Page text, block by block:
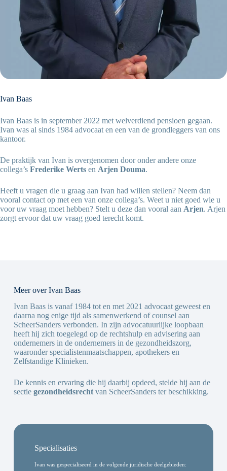
Ivan Baas
Ivan Baas is in september 2022 met welverdiend pensioen gegaan.
Ivan was al sinds 1984 advocaat en een van de grondleggers van ons
kantoor.
De praktijk van Ivan is overgenomen door onder andere onze
collega’s Frederike Werts en Arjen Douma.
Heeft u vragen die u graag aan Ivan had willen stellen? Neem dan
vooral contact op met een van onze collega’s. Weet u niet goed wie u
voor uw vraag moet hebben? Stelt u deze dan vooral aan Arjen. Arjen
zorgt ervoor dat uw vraag goed terecht komt.
Meer over Ivan Baas
Ivan Baas is vanaf 1984 tot en met 2021 advocaat geweest en
daarna nog enige tijd als samenwerkend of counsel aan
ScheerSanders verbonden. In zijn advocatuurlijke loopbaan
heeft hij zich toegelegd op de rechtshulp en advisering aan
ondernemers in de ondernemers in de gezondheidszorg,
waaronder specialistenmaatschappen, apothekers en
Zelfstandige Klinieken.
De kennis en ervaring die hij daarbij opdeed, stelde hij aan de
sectie gezondheidsrechtvan ScheerSanders ter beschikking.
Specialisaties
Ivan was gespecialiseerd in de volgende juridische deelgebieden: